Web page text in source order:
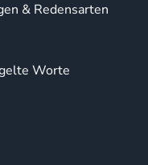
& Redensarten
Worte